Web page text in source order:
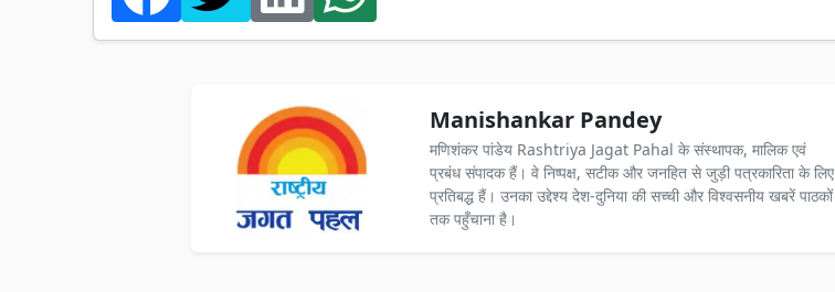
Manishankar Pandey
मणिशंकर पांडेय Rashtriya Jagat Pahal के संस्थापक, मालिक एवं
प्रबंध संपादक हैं। वे निष्पक्ष, सटीक और जनहित से जुड़ी पत्रकारिता के लिए
प्रतिबद्ध हैं। उनका उद्देश्य देश-दुनिया की सच्ची और विश्वसनीय खबरें पाठकों
तक पहुँचाना है।